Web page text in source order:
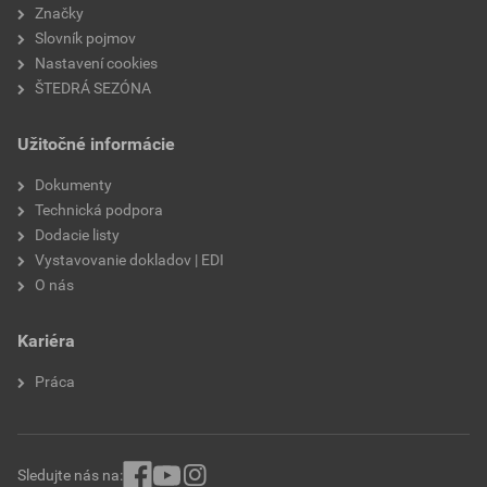
Značky
Slovník pojmov
Nastavení cookies
ŠTEDRÁ SEZÓNA
Užitočné informácie
Dokumenty
Technická podpora
Dodacie listy
Vystavovanie dokladov | EDI
O nás
Kariéra
Práca
Sledujte nás na: